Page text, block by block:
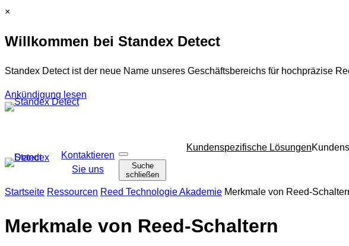
Zum
springen
C
o
e
×
Willkommen bei Standex Detect
Standex Detect ist der neue Name unseres Geschäftsbereichs für hochpräzise
Ankündigung lesen
Kontaktieren
Sie uns
S
c
n
Suche
schließen
Navigation
überspringen
Kundenspezifische Lösungen
Startseite Ressourcen Reed Technologie Akademie Merkmale von Reed-
Merkmale von Reed-Schaltern